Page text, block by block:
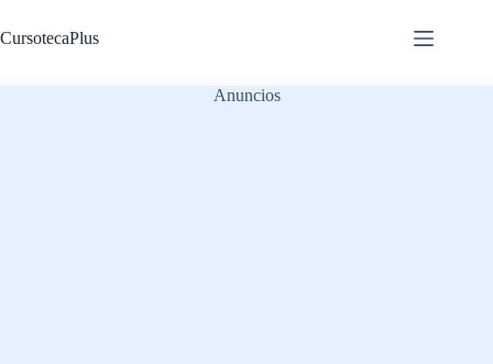
al
contenido
CursotecaPlus
Anuncios